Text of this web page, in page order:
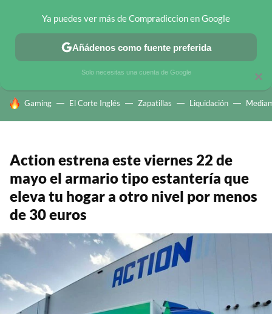
CHOLLOS TELEGRAM OFERTAS EN MÓVILES OFERTAS EN
HOY SE HABLA DE
Gaming El Corte Inglés Zapatillas Liquidación
Action estrena este viernes 22 de
mayo el armario tipo estantería que
eleva tu hogar a otro nivel por menos
de 30 euros
×
Ya puedes ver más de Compradiccion en Google
Añádenos como fuente preferida
Solo necesitas una cuenta de Google